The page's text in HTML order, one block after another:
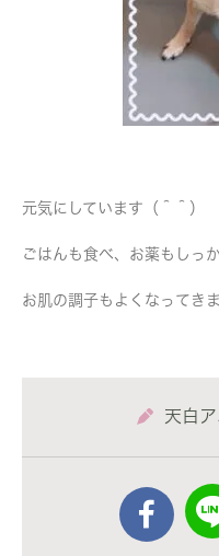
元気にしています（＾＾）
ごはんも食べ、お薬もしっ
お肌の調子もよくなってき
天白